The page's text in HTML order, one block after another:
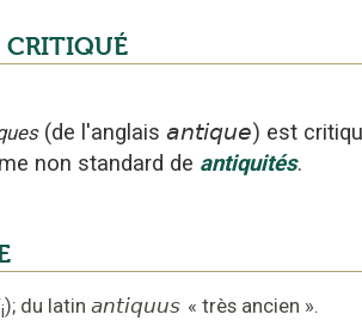
CRITIQUÉ
(de l'anglais antique) est
non standard de antiquités.
i); du latin antiquus « très ancien ».